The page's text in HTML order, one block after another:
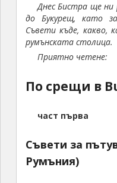
Днес Бистра ще ни
до Букурещ, като
Съвети къде, какво,
румънската столица.
Приятно четене:
По срещи в
част първа
Съвети за
Румъния)